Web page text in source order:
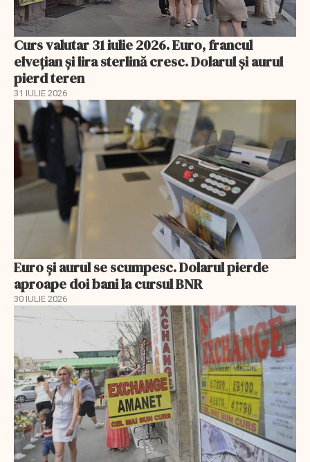
Curs valutar 31 iulie 2026. Euro, francul
elvețian și lira sterlină cresc. Dolarul și aurul
pierd teren
31 IULIE 2026
Euro și aurul se scumpesc. Dolarul pierde
aproape doi bani la cursul BNR
30 IULIE 2026